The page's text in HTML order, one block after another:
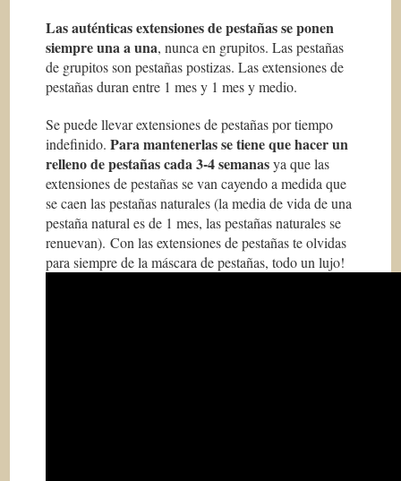
Las auténticas extensiones de pestañas se ponen
siempre una a una, nunca en grupitos. Las pestañas
de grupitos son pestañas postizas. Las extensiones de
pestañas duran entre 1 mes y 1 mes y medio.
Se puede llevar extensiones de pestañas por tiempo
indefinido.Para mantenerlas se tiene que hacer un
relleno de pestañas cada 3-4 semanasya que las
extensiones de pestañas se van cayendo a medida que
se caen las pestañas naturales (la media de vida de una
pestaña natural es de 1 mes, las pestañas naturales se
renuevan). Con las extensiones de pestañas te olvidas
para siempre de la máscara de pestañas, todo un lujo!